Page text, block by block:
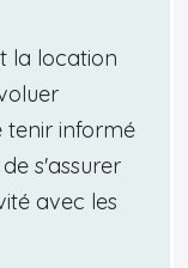
la location
tenir informé
s'assurer
avec les